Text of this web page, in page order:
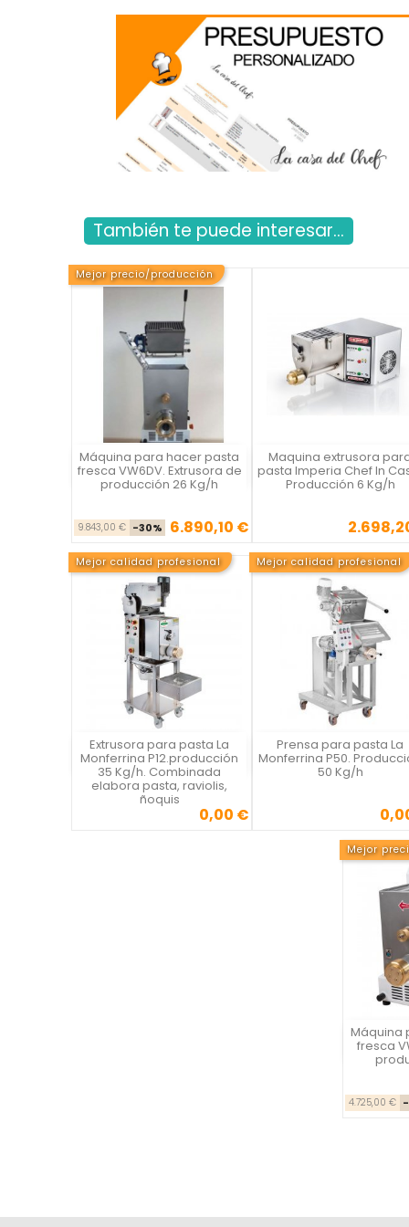
También te puede interesar...
Mejor precio/producción
Máquina para hacer pasta
fresca VW6DV. Extrusora de
producción 26 Kg/h
Precio base
9.843,00 € -30% Precio
6.890,10 €

Vista rápida Maquina extrusora
pasta Imperia Chef In
Producción 6 Kg/h
Precio
Vista rápida
Mejor calidad profesional
Extrusora para pasta La
Monferrina P12.producción
35 Kg/h. Combinada
elabora pasta, raviolis,
ñoquis
Precio0,00 €

Vista rápida
Mejor calidad profesional
Prensa para pasta La
Monferrina P50.
50 Kg/h
Precio
Vista rápida
Mejor
Máquina
fresca
4.725,00 €